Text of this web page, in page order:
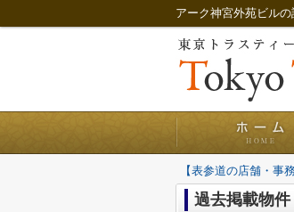
アーク神宮外苑ビル
【表参道の店舗・事
過去掲載物